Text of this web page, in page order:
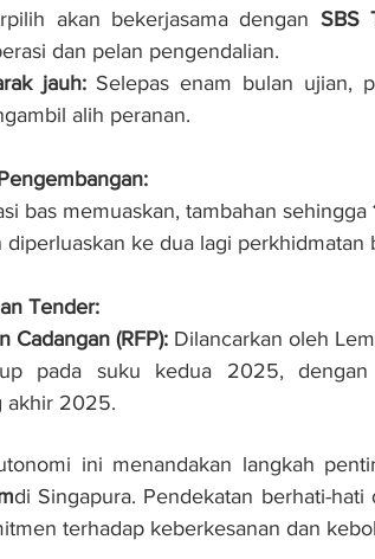
akan bekerjasama dengan SBS
dan pelan pengendalian.
jauh: Selepas enam bulan ujian,
alih peranan.
bas memuaskan, tambahan sehingga
diperluaskan ke dua lagi perkhidmatan
Tender:
Cadangan (RFP): Dilancarkan oleh
pada suku kedua 2025, dengan
akhir 2025.
ini menandakan langkah
di Singapura. Pendekatan berhati-
terhadap keberkesanan dan